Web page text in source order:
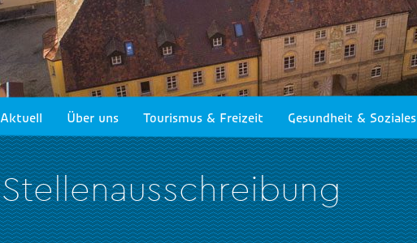
Aktuell Über uns Tourismus & Freizeit Gesundheit & Soziales
Stellenausschreibung